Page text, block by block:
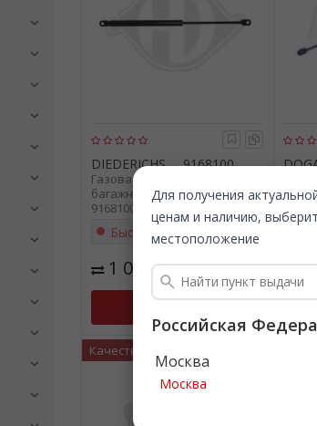
Для получения
ценам и наличию,
местоположение
Российская
Москва
Москва
DIEDERICHS 9168100
Газовая пружина, крышка
багажник. DIEDERICHS
9168100
Быстрая доставка
1 000₽ Все цены 1
Качественно